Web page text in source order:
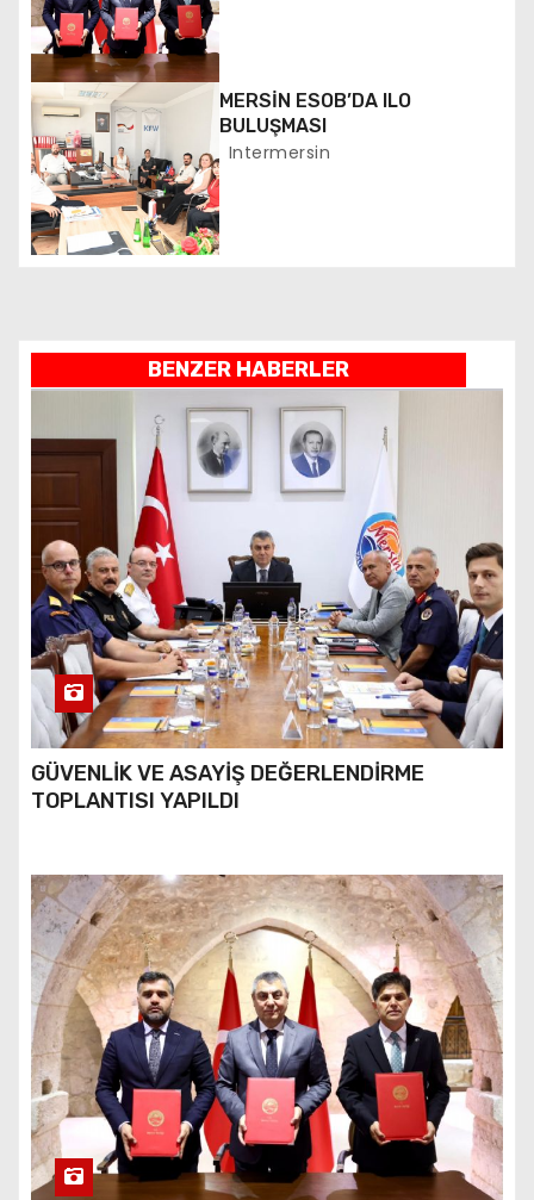
m
e
s
i
MERSİN ESOB’DA ILO
BULUŞMASI
Intermersin
BENZER HABERLER
GÜVENLİK VE ASAYİŞ DEĞERLENDİRME
TOPLANTISI YAPILDI